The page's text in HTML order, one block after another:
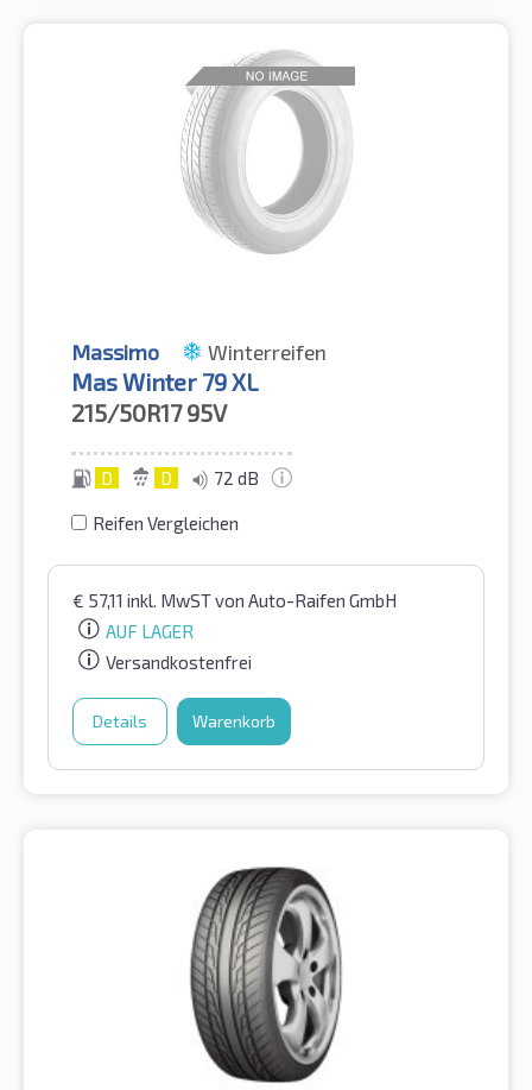
Massimo Winterreifen
Mas Winter 79 XL
215/50R17 95V
D D 72 dB
Reifen Vergleichen
€ 57,11 inkl. MwSTvon Auto-Raifen GmbH
AUF LAGER
Versandkostenfrei
Details Warenkorb